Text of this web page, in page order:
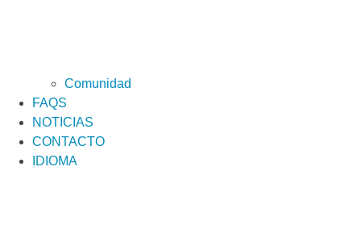
Comunidad
FAQS
NOTICIAS
CONTACTO
IDIOMA